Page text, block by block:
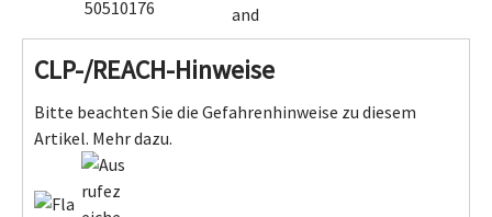
50510176
and
CLP-/REACH-Hinweise
Bitte beachten Sie die Gefahrenhinweise zu diesem
Artikel. Mehr dazu.